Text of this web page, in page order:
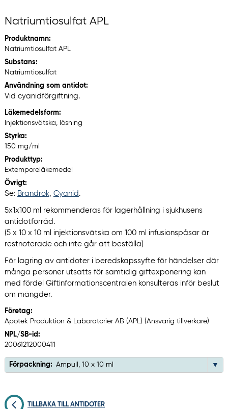
Natriumtiosulfat APL
Produktnamn:
Natriumtiosulfat APL
Substans:
Natriumtiosulfat
Användning som antidot:
Vid cyanidförgiftning.
Läkemedelsform:
Injektionsvätska, lösning
Styrka:
150 mg/ml
Produkttyp:
Extemporeläkemedel
Övrigt:
Se: Brandrök, Cyanid .
5x1x100 ml rekommenderas för lagerhållning i sjukhusens
antidotförråd.
(5 x 10 x 10 ml injektionsvätska om 100 ml infusionspåsar är
restnoterade och inte går att beställa)
För lagring av antidoter i beredskapssyfte för händelser där
många personer utsatts för samtidig giftexponering kan
med fördel Giftinformationscentralen konsulteras inför beslut
om mängder.
Företag:
Apotek Produktion & Laboratorier AB (APL) (Ansvarig tillverkare)
NPL/SB-id:
20061212000411
Förpackning: Ampull, 10 x 10 ml
TILLBAKA TILL ANTIDOTER